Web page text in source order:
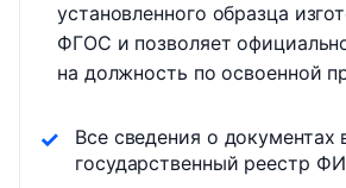
установленного образца
ФГОС и позволяет
на должность по освоенной
Все сведения о документах
государственный реестр